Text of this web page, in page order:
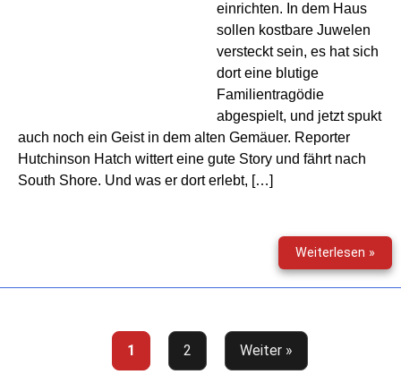
einrichten. In dem Haus
sollen kostbare Juwelen
versteckt sein, es hat sich
dort eine blutige
Familientragödie
abgespielt, und jetzt spukt
auch noch ein Geist in dem alten Gemäuer. Reporter
Hutchinson Hatch wittert eine gute Story und fährt nach
South Shore. Und was er dort erlebt, […]
Weiterlesen »
&
1 2 Weiter »